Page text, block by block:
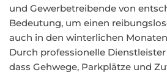
und Gewerbetreibende von
Bedeutung, um einen
auch in den winterlichen
Durch professionelle
dass Gehwege, Parkplätze und